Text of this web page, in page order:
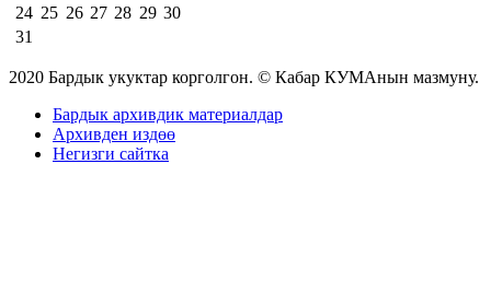
24 25 26 27 28 29 30
31
2020 Бардык укуктар корголгон. © Кабар КУМАнын мазмуну.
Бардык архивдик материалдар
Архивден издөө
Негизги сайтка